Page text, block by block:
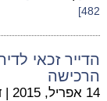
482]
הדייר זכאי
הרכישה
14 אפריל, 2015 |